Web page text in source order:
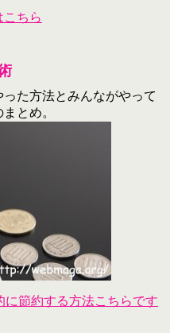
ちら
た方法とみんながやって
とめ。
に節約する方法こちらです